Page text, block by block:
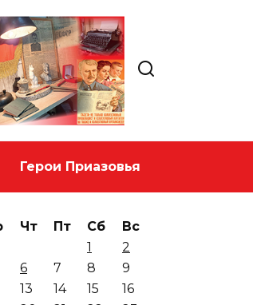
Герои Приазовья
Чт Пт Сб
Вс
1
2
6 7 8
9
13 14 15
16